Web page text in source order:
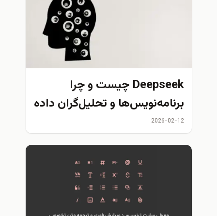
Deepseek چیست و چرا
برنامه‌نویس‌ها و تحلیل‌گران داده
به آن علاقه‌مند شده‌اند؟
2026-02-12